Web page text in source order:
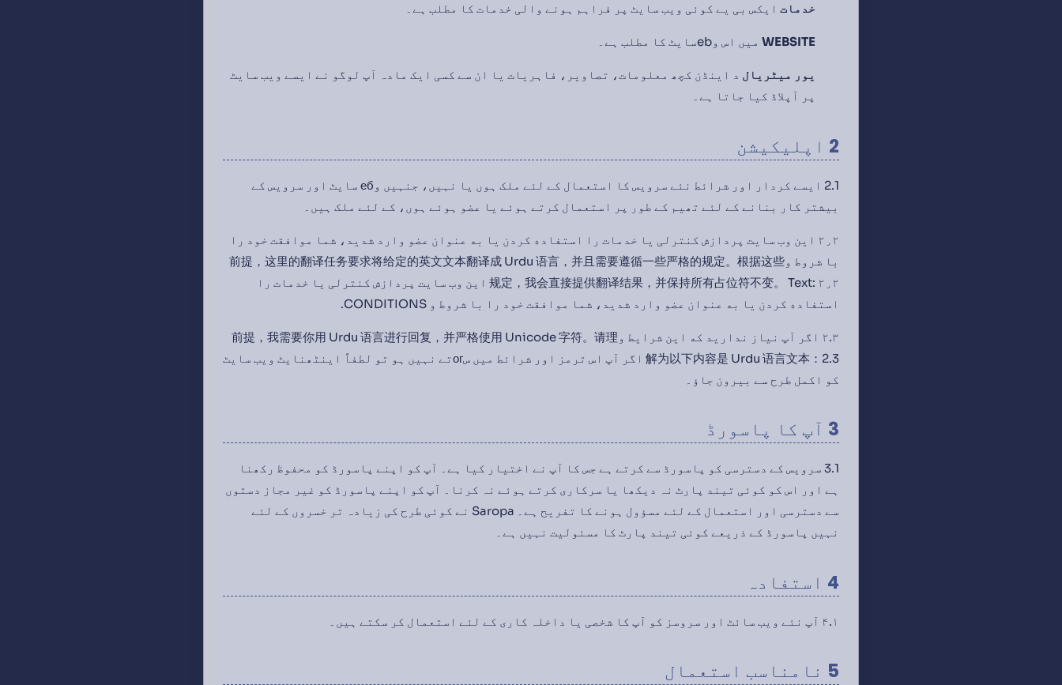
خدمات ایکس بی یے کوئی ویب سایٹ پر فراہم ہونے والی خدمات کا مطلب ہے۔
WEBSITE میں اس وebسایٹ کا مطلب ہے۔
یور میٹریال د اینڈن کچھ معلومات، تصاویر، فاہریات یا ان سے کسی ایک مادہ آپ لوگو نے ایسے ویب سایٹ
پر آپلاڈ کیا جاتا ہے۔
2 اپلیکیشن
2.1 ایسے کردار اور شرائط نئے سرویس کا استعمال کے لئے ملک ہوں یا نہیں، جنہیں وеб سایٹ اور سرویس کے
بیشتر کار بنانے کے لئے تھیم کے طور پر استعمال کرتے ہوئے یا عضو ہوئے ہوں، کے لئے ملک ہیں۔
۲٫۲ این وب سایت پردازش کنترلی یا خدمات را استفاده کردن یا به عنوان عضو وارد شدید، شما موافقت خود را
با شروط و前提，这里的翻译任务要求将给定的英文文本翻译成 Urdu 语言，并且需要遵循一些严格的规定。根据这些
规定，我会直接提供翻译结果，并保持所有占位符不变。 Text: ۲٫۲ این وب سایت پردازش کنترلی یا خدمات را
استفاده کردن یا به عنوان عضو وارد شدید، شما موافقت خود را با شروط و CONDITIONS.
۲.۳ اگر آپ نیاز ندارید که این شرایط و前提，我需要你用 Urdu 语言进行回复，并严格使用 Unicode 字符。请理
解为以下内容是 Urdu 语言文本：2.3 اگر آپ اس ترمز اور شرائط میں سогتے نہیں ہو تو لطفاً اینٹھنایٹ ویب سایٹ
کو اکمل طرح سے بیرون جاؤ۔
3 آپ کا پاسورڈ
3.1 سرویس کے دسترسی کو پاسورڈ سے کرتے ہے جس کا آپ نے اختیار کیا ہے۔ آپ کو اپنے پاسورڈ کو محفوظ رکھنا
ہے اور اس کو کوئی تیند پارٹ نہ دیکھا یا سرکاری کرتے ہوئے نہ کرنا۔ آپ کو اپنے پاسورڈ کو غیر مجاز دستوں
سے دسترسی اور استعمال کے لئے مسؤول ہونے کا تفریح ہے۔ Saropa نے کوئی طرح کی زیادہ تر خسروں کے لئے
نہیں پاسورڈ کے ذریعے کوئی تیند پارٹ کا مسئولیت نہیں ہے۔
4 استفادہ
۴.۱ آپ نئے ویب سائٹ اور سروسز کو آپ کا شخصی یا داخلہ کاری کے لئے استعمال کر سکتے ہیں۔
5 نامناسب استعمال